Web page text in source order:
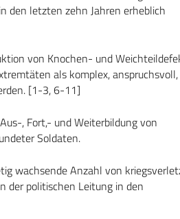
den letzten zehn Jahren erheblich
von Knochen- und
als komplex,
[1-3, 6-11]
, Fort,- und Weiterbildung von
Soldaten.
wachsende Anzahl von
der politischen Leitung in den